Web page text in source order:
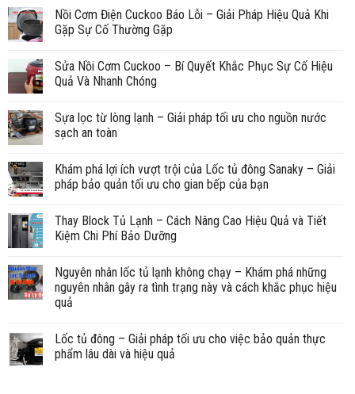
Nồi Cơm Điện Cuckoo Báo Lỗi – Giải Pháp Hiệu Quả Khi
Gặp Sự Cố Thường Gặp
Sửa Nồi Cơm Cuckoo – Bí Quyết Khắc Phục Sự Cố Hiệu
Quả Và Nhanh Chóng
Sựa lọc từ lòng lạnh – Giải pháp tối ưu cho nguồn nước
sạch an toàn
Khám phá lợi ích vượt trội của Lốc tủ đông Sanaky – Giải
pháp bảo quản tối ưu cho gian bếp của bạn
Thay Block Tủ Lạnh – Cách Nâng Cao Hiệu Quả và Tiết
Kiệm Chi Phí Bảo Dưỡng
Nguyên nhân lốc tủ lạnh không chạy – Khám phá những
nguyên nhân gây ra tình trạng này và cách khắc phục hiệu
quả
Lốc tủ đông – Giải pháp tối ưu cho việc bảo quản thực
phẩm lâu dài và hiệu quả